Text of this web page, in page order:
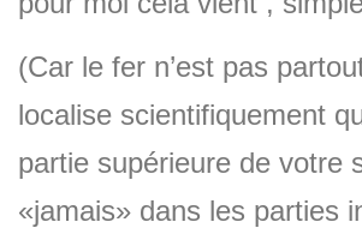
(Car le fer n’est pas
localise scientifiquement
partie supérieure de votre
«jamais» dans les parties